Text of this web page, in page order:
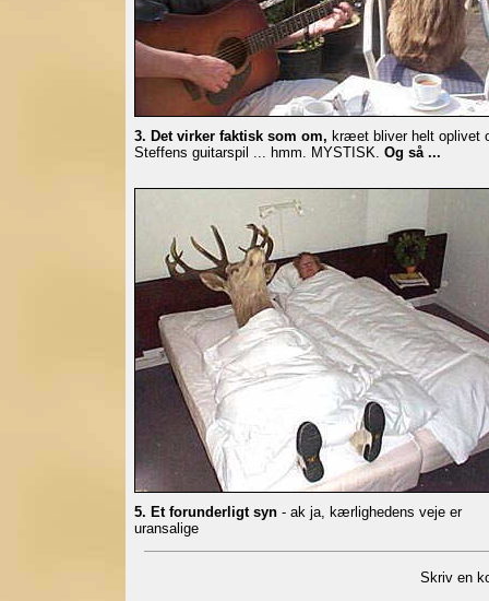
3. Det virker faktisk som om, kræet bliver helt oplivet
Steffens guitarspil ... hmm. MYSTISK. Og så ...
5. Et forunderligt syn - ak ja, kærlighedens veje er
uransalige
Skriv en